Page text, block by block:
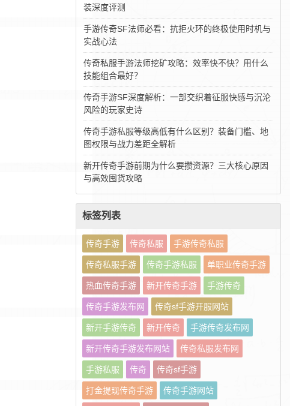
装深度评测‌
手游传奇SF法师必看：抗拒火环的终极使用时机与
实战心法
传奇私服手游法师挖矿攻略：效率快不快？用什么
技能组合最好？
传奇手游SF深度解析：一部交织着征服快感与沉沦
风险的玩家史诗
传奇手游私服等级高低有什么区别？装备门槛、地
图权限与战力差距全解析
新开传奇手游前期为什么要攒资源？三大核心原因
与高效囤货攻略
标签列表
传奇手游 传奇私服 手游传奇私服
传奇私服手游 传奇手游私服 单职业传奇手游
热血传奇手游 新开传奇手游 手游传奇
传奇手游发布网 传奇sf手游开服网站
新开手游传奇 新开传奇 手游传奇发布网
新开传奇手游发布网站 传奇私服发布网
手游私服 传奇 传奇sf手游
打金提现传奇手游 传奇手游网站